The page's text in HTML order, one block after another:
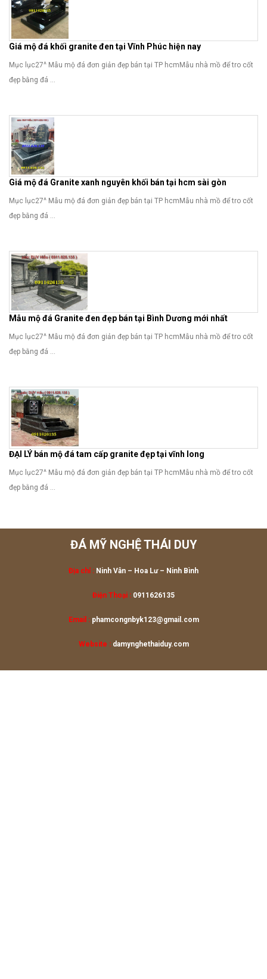
Giá mộ đá khối granite đen tại Vĩnh Phúc hiện nay
Mục lục27^ Mẫu mộ đá đơn giản đẹp bán tại TP hcmMẫu nhà mồ để tro cốt
đẹp bằng đá ...
Giá mộ đá Granite xanh nguyên khối bán tại hcm sài gòn
Mục lục27^ Mẫu mộ đá đơn giản đẹp bán tại TP hcmMẫu nhà mồ để tro cốt
đẹp bằng đá ...
Mẫu mộ đá Granite đen đẹp bán tại Bình Dương mới nhất
Mục lục27^ Mẫu mộ đá đơn giản đẹp bán tại TP hcmMẫu nhà mồ để tro cốt
đẹp bằng đá ...
ĐẠI LÝ bán mộ đá tam cấp granite đẹp tại vĩnh long
Mục lục27^ Mẫu mộ đá đơn giản đẹp bán tại TP hcmMẫu nhà mồ để tro cốt
đẹp bằng đá ...
ĐÁ MỸ NGHỆ THÁI DUY
Địa chỉ : Ninh Vân – Hoa Lư – Ninh Bình
Điện Thoại : 0911626135
Email :phamcongnbyk123@gmail.com
Website :damynghethaiduy.com